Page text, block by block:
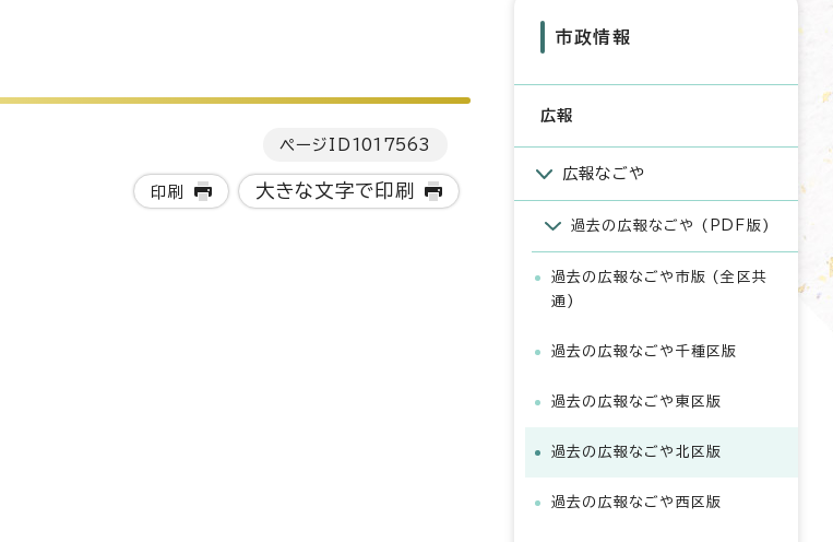
ページID 1017563
印刷 大きな文字で印刷
市政情報
広報
広報なごや
過去の広報なごや (PDF版)
過去の広報なごや市版 (全区共
通)
過去の広報なごや千種区版
過去の広報なごや東区版
過去の広報なごや北区版
過去の広報なごや西区版